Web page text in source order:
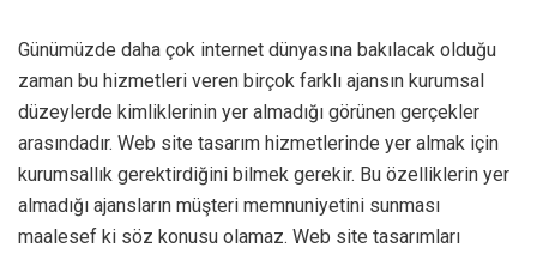
Günümüzde daha çok internet dünyasına bakılacak olduğu
zaman bu hizmetleri veren birçok farklı ajansın kurumsal
düzeylerde kimliklerinin yer almadığı görünen gerçekler
arasındadır. Web site tasarım hizmetlerinde yer almak için
kurumsallık gerektirdiğini bilmek gerekir. Bu özelliklerin yer
almadığı ajansların müşteri memnuniyetini sunması
maalesef ki söz konusu olamaz. Web site tasarımları